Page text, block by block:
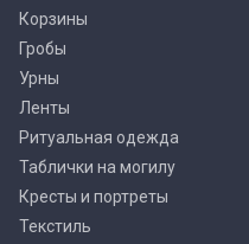
Корзины
Гробы
Урны
Ленты
Ритуальная одежда
Таблички на могилу
Кресты и портреты
Текстиль